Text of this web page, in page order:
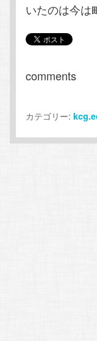
動
いたのは今は
comments
カテゴリー: